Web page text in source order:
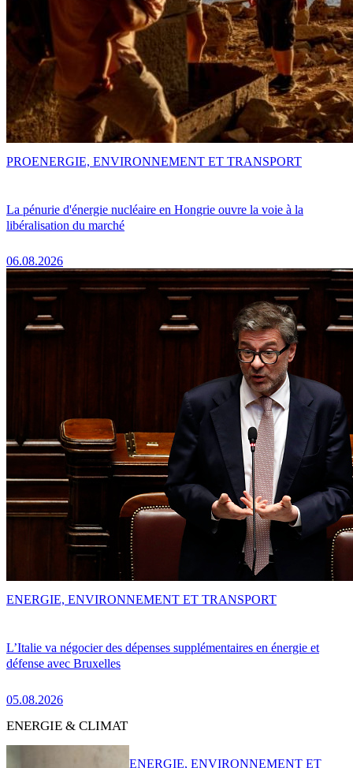
La pénurie d'énergie nucléaire en Hongrie ouvre la voie à la
libéralisation du marché
06.08.2026
PROENERGIE, ENVIRONNEMENT ET TRANSPORT
L’Italie va négocier des dépenses supplémentaires en énergie et
défense avec Bruxelles
05.08.2026
ENERGIE, ENVIRONNEMENT ET TRANSPORT
ENERGIE & CLIMAT
ENERGIE, ENVIRONNEMENT ET